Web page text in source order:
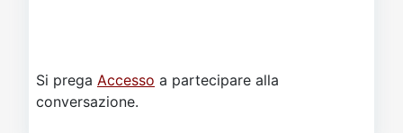
Si prega Accesso a partecipare alla
conversazione.